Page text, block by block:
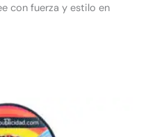
con fuerza y estilo en